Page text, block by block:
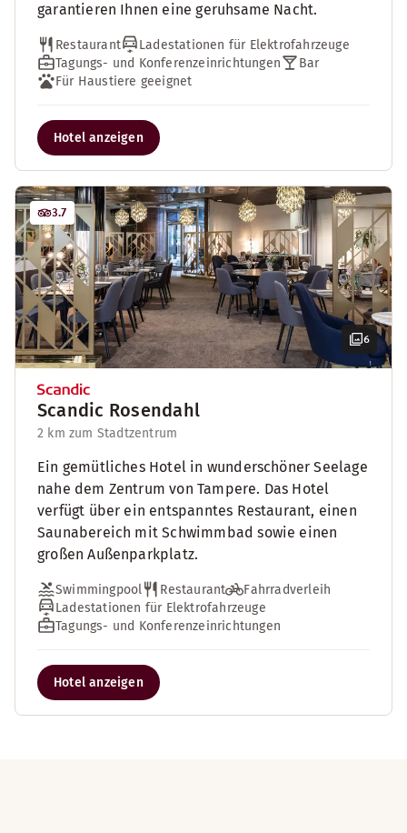
garantieren Ihnen eine geruhsame Nacht.
Restaurant
Ladestationen für Elektrofahrzeuge
Tagungs- und Konferenzeinrichtungen
Bar
Für Haustiere geeignet
Hotel anzeigen
6
3.7
Scandic Rosendahl
2 km zum Stadtzentrum
Ein gemütliches Hotel in wunderschöner Seelage
nahe dem Zentrum von Tampere. Das Hotel
verfügt über ein entspanntes Restaurant, einen
Saunabereich mit Schwimmbad sowie einen
großen Außenparkplatz.
Swimmingpool Restaurant
Fahrradverleih
Ladestationen für Elektrofahrzeuge
Tagungs- und Konferenzeinrichtungen
Hotel anzeigen